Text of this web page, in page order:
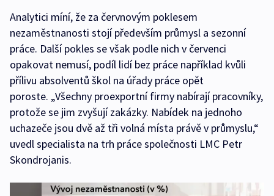
Analytici míní, že za červnovým poklesem
nezaměstnanosti stojí především průmysl a sezonní
práce. Další pokles se však podle nich v červenci
opakovat nemusí, podíl lidí bez práce například kvůli
přílivu absolventů škol na úřady práce opět
poroste. „Všechny proexportní firmy nabírají pracovníky,
protože se jim zvyšují zakázky. Nabídek na jednoho
uchazeče jsou dvě až tři volná místa právě v průmyslu,“
uvedl specialista na trh práce společnosti LMC Petr
Skondrojanis.